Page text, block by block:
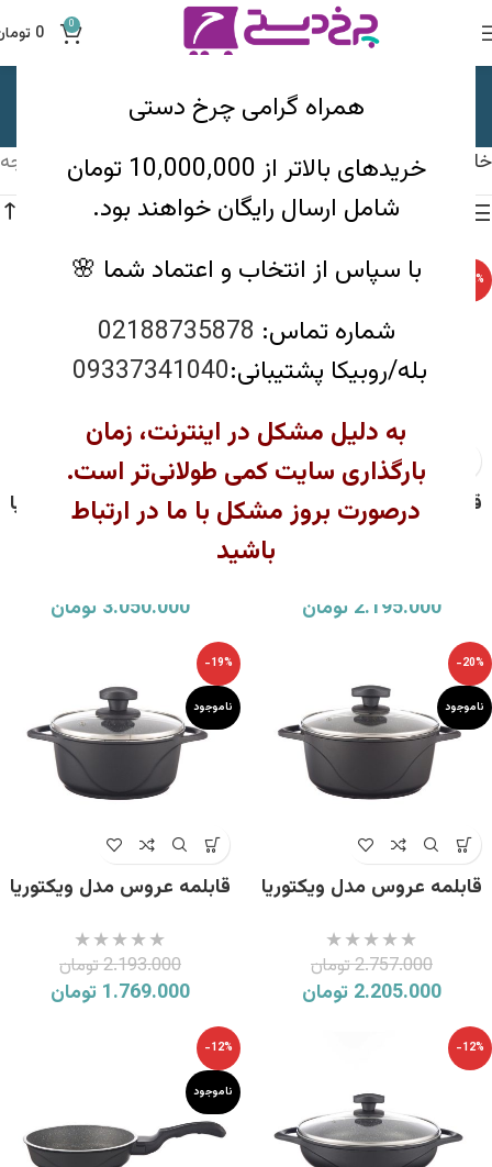
همراه گرامی چرخ دستی
خریدهای بالاتر از 10٬000٬000 تومان
شامل ارسال رایگان خواهند بود.
با سپاس از انتخاب و اعتماد شما 🌸
شماره تماس: 02188735878
بله/روبیکا پشتیبانی:09337341040
به دلیل مشکل در اینترنت، زمان
بارگذاری سایت کمی طولانی‌تر است.
درصورت بروز مشکل با ما در ارتباط
باشید
0
0
فروشگاه
خانه فروشگاه
نمایش 1–12 از 261 نتیجه
مشاهده فیلترها
-12%
قابلمه عروس مدل ویکتوریا
سایز 20
2.195.000 تومان
-12%
ناموجود
قابلمه عروس مدل ویکتوریا
سایز 24
3.050.000 تومان
-20%
ناموجود
قابلمه عروس مدل ویکتوریا
2.757.000تومان
2.205.000 تومان
-19%
ناموجود
قابلمه عروس مدل ویکتوریا
2.193.000تومان
1.769.000 تومان
-12%
-12%
ناموجود